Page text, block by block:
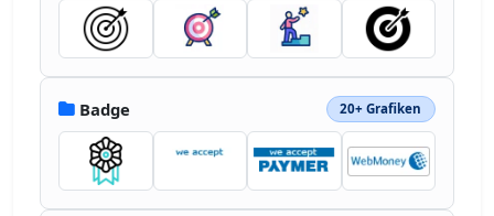
Badge 20+ Grafiken